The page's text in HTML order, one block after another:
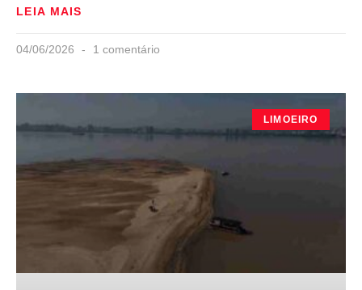
LEIA MAIS
04/06/2026 1 comentário
LIMOEIRO